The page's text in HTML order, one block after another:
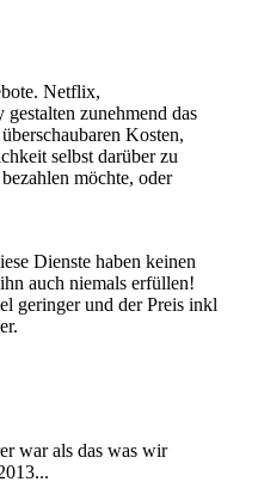
Netflix,
zunehmend das
Kosten,
selbst darüber zu
möchte, oder
Dienste haben keinen
auch niemals erfüllen!
geringer und der Preis inkl
war als das was wir